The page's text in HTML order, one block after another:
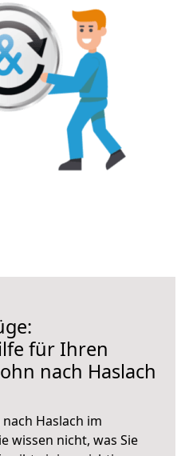
für Ihren
nach Haslach
Haslach im
wissen nicht, was Sie